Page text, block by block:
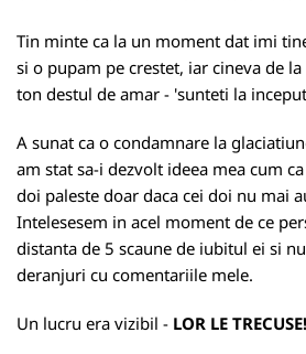
Tin minte ca la un moment dat imi
si o pupam pe crestet, iar cineva de
ton destul de amar - 'sunteti la
A sunat ca o condamnare la
am stat sa-i dezvolt ideea mea cum
doi paleste doar daca cei doi nu mai
Intelesesem in acel moment de ce
distanta de 5 scaune de iubitul ei si
deranjuri cu comentariile mele.
Un lucru era vizibil - LOR LE TRECUSE!